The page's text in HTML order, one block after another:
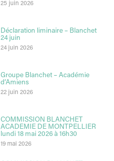
25 juin 2026
Déclaration liminaire – Blanchet
24 juin
24 juin 2026
Groupe Blanchet – Académie
d’Amiens
22 juin 2026
COMMISSION BLANCHET
ACADEMIE DE MONTPELLIER
lundi 18 mai 2026 à 16h30
19 mai 2026